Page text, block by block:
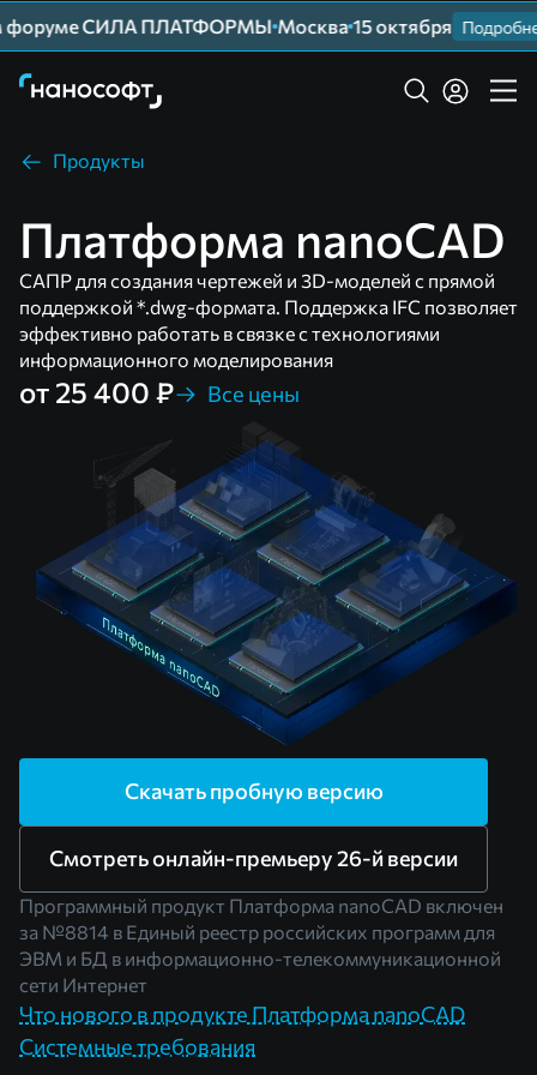
СИЛА ПЛАТФОРМЫ Москва 15 октября Подробнее
Продукты
Платформа nanoCAD
САПР для создания чертежей и 3D-моделей с прямой
поддержкой *.dwg-формата. Поддержка IFC позволяет
эффективно работать в связке с технологиями
информационного моделирования
от 25 400 ₽ Все цены
Скачать пробную версию
Смотреть онлайн-премьеру 26-й версии
Программный продукт Платформа nanoCAD включен
за №8814 в Единый реестр российских программ для
ЭВМ и БД в информационно-телекоммуникационной
сети Интернет
Что нового в продукте Платформа nanoCAD
Системные требования